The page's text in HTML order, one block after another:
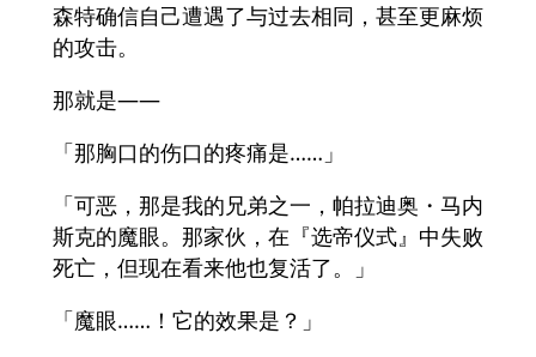
森特确信自己遭遇了与过去相同，甚至更麻烦
的攻击。
那就是——
「那胸口的伤口的疼痛是……」
「可恶，那是我的兄弟之一，帕拉迪奥・马内
斯克的魔眼。那家伙，在『选帝仪式』中失败
死亡，但现在看来他也复活了。」
「魔眼……！它的效果是？」